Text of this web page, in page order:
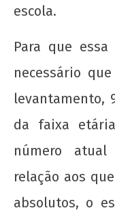
11 de
março
2013
wp-
admin
escola.
Para que
necessário
levantamento,
da faixa
número
relação aos
absolutos, o